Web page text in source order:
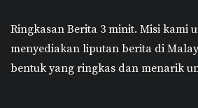
Ringkasan Berita 3 minit. Misi kami
menyediakan liputan berita di
bentuk yang ringkas dan menarik